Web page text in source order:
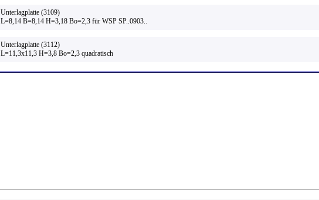
Unterlagplatte (3109)
L=8,14 B=8,14 H=3,18 Bo=2,3 für WSP SP..0903..
Unterlagplatte (3112)
L=11,3x11,3 H=3,8 Bo=2,3 quadratisch